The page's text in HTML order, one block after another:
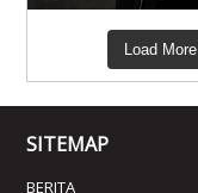
Load More
SITEMAP
BERITA